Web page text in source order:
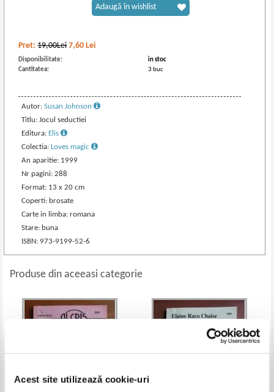
Acest site utilizează cookie-uri
Pret:19,00Lei 7,60 Lei
Disponibilitate:
in stoc
Cantitatea:
3 buc
Autor:Susan Johnson
Titlu: Jocul seductiei
Editura: Elis
Colectia:Loves magic
An aparitie: 1999
Nr pagini: 288
Format: 13 x 20 cm
Coperti: brosate
Carte in limba: romana
Stare: buna
ISBN: 973-9199-52-6
Adaugă în wishlist
Produse din aceeasi categorie